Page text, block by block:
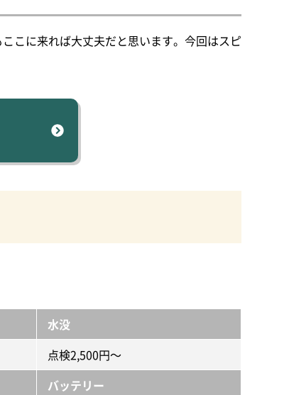
こに来れば大丈夫だと思います。今回はスピ
水没
点検2,500円～
バッテリー